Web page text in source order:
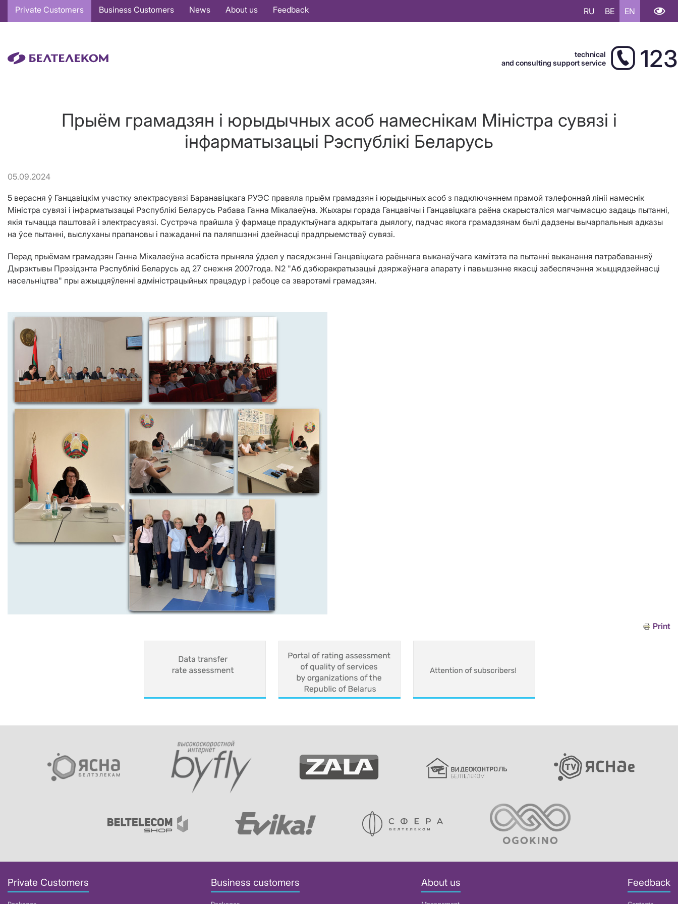
Основная
навигация
Private Customers Business Customers News About us Feedback RU BE EN
technical
and consulting support service
123
Прыём грамадзян і юрыдычных асоб намеснікам Міністра сувязі і
інфарматызацыі Рэспублікі Беларусь
05.09.2024
5 верасня ў Ганцавіцкім участку электрасувязі Баранавіцкага РУЭС правяла прыём грамадзян і юрыдычных асоб з падключэннем прамой тэлефоннай лініі намеснік
Міністра сувязі і інфарматызацыі Рэспублікі Беларусь Рабава Ганна Мікалаеўна. Жыхары горада Ганцавічы і Ганцавіцкага раёна скарысталіся магчымасцю задаць пытанні,
якія тычацца паштовай і электрасувязі. Сустрэча прайшла ў фармаце прадуктыўнага адкрытага дыялогу, падчас якога грамадзянам былі дадзены вычарпальныя адказы
на ўсе пытанні, выслуханы прапановы і пажаданні па паляпшэнні дзейнасці прадпрыемстваў сувязі.
Перад прыёмам грамадзян Ганна Мікалаеўна асабіста прыняла ўдзел у пасяджэнні Ганцавіцкага раённага выканаўчага камітэта па пытанні выканання патрабаванняў
Дырэктывы Прэзідэнта Рэспублікі Беларусь ад 27 снежня 2007года. N2 "Аб дэбюракратызацыі дзяржаўнага апарату і павышэнне якасці забеспячэння жыццядзейнасці
насельніцтва" пры ажыццяўленні адміністрацыйных працэдур і рабоце са зваротамі грамадзян.
Print
Private Customers Business customers About us Feedback